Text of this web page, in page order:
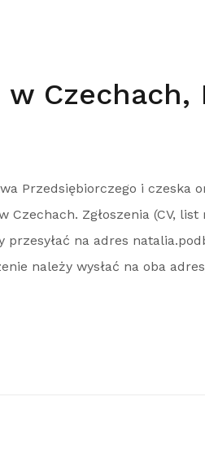
Czechach,
Przedsiębiorczego i czeska
Czechach. Zgłoszenia (CV,
przesyłać na adres
należy wysłać na oba